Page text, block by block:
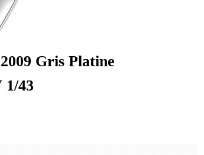
Gris Platine
1/43